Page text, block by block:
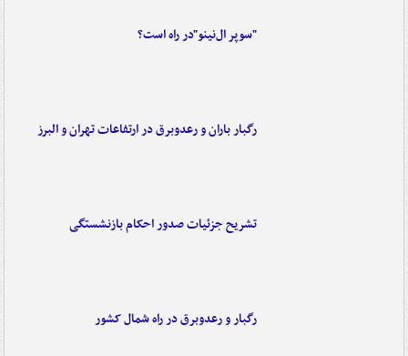
"سوپر ال‌نینو"در راه است؟
رگبار باران و رعدوبرق در ارتفاعات تهران و البرز
تشریح جزئیات صدور احکام بازنشستگی
رگبار و رعدوبرق در راه شمال کشور